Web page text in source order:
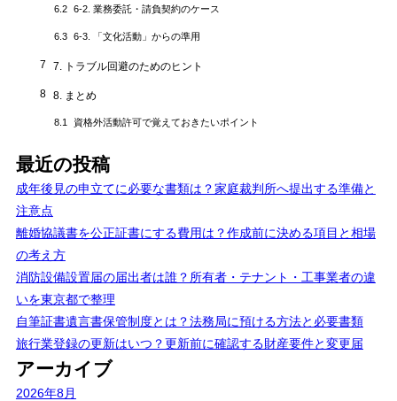
6.2 6-2. 業務委託・請負契約のケース
6.3 6-3. 「文化活動」からの準用
7 7. トラブル回避のためのヒント
8 8. まとめ
8.1 資格外活動許可で覚えておきたいポイント
最近の投稿
成年後見の申立てに必要な書類は？家庭裁判所へ提出する準備と
注意点
離婚協議書を公正証書にする費用は？作成前に決める項目と相場
の考え方
消防設備設置届の届出者は誰？所有者・テナント・工事業者の違
いを東京都で整理
自筆証書遺言書保管制度とは？法務局に預ける方法と必要書類
旅行業登録の更新はいつ？更新前に確認する財産要件と変更届
アーカイブ
2026年8月